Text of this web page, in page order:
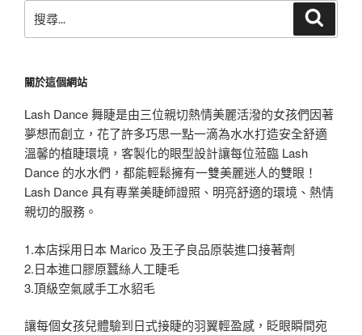
尋
字:
關於這個網站
Lash Dance 舞睫是由三位親切熱情美麗活潑的女孩們因著
夢想而創立，花了許多巧思一點一滴為水水打造安全舒適
溫馨的植睫環境，客製化的眼型設計讓每位蒞臨 Lash
Dance 的水水們，都能輕鬆擁有一雙美麗迷人的雙眼！
Lash Dance 具有專業美睫師證照、明亮舒適的環境、熱情
親切的服務。
1.本店採用日本 Marico 及王子良品原裝進口接著劑
2.日本進口膠原蠶絲人工睫毛
3.頂級空氣感手工水貂毛
讓每個女孩兒體驗到日式接睫的羽翼輕盈感，眨眼瞬間宛